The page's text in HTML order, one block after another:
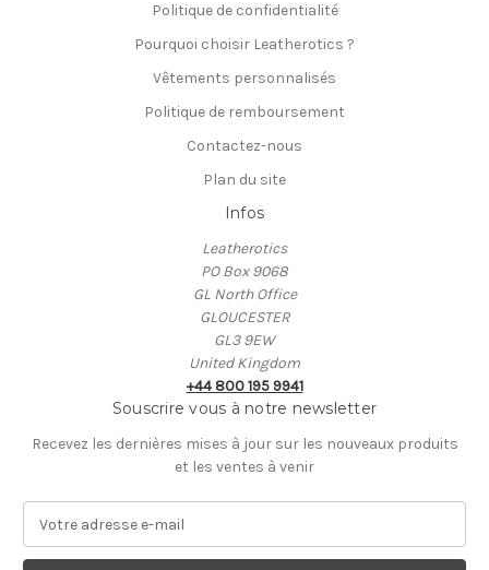
Politique de confidentialité
Pourquoi choisir Leatherotics ?
Vêtements personnalisés
Politique de remboursement
Contactez-nous
Plan du site
Infos
Leatherotics
PO Box 9068
GL North Office
GLOUCESTER
GL3 9EW
United Kingdom
+44 800 195 9941
Souscrire vous à notre newsletter
Recevez les dernières mises à jour sur les nouveaux produits
et les ventes à venir
r